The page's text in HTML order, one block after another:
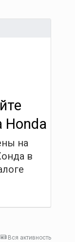
Honda
на
в
Вся активность